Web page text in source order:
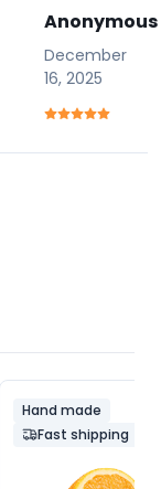
Anonymous
December
16, 2025
Hand made
Fast shipping